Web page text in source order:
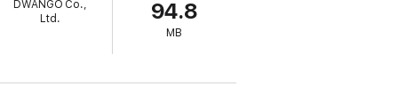
DWANGO Co.,
Ltd.
94.8
MB